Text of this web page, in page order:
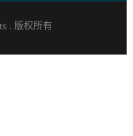
. 版权所有